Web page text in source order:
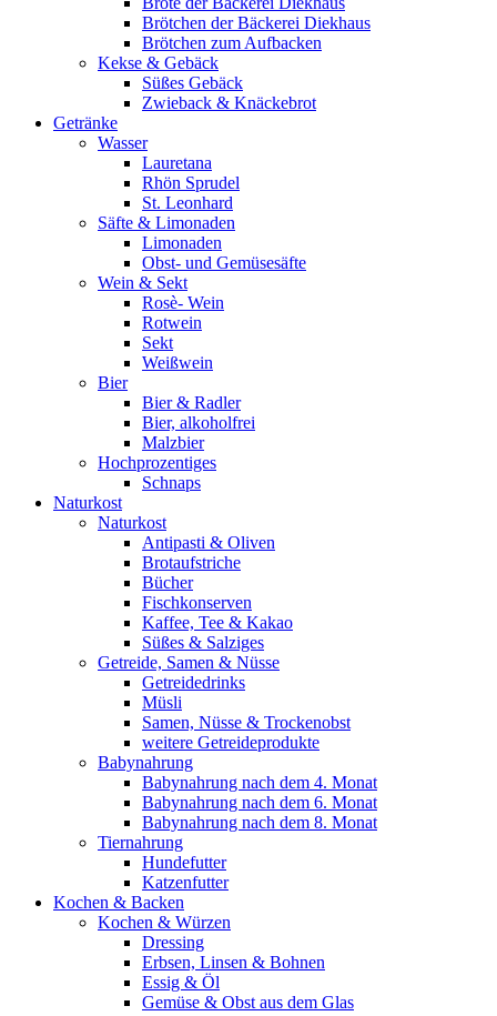
Brötchen der Bäckerei Diekhaus
Brötchen zum Aufbacken
Kekse & Gebäck
Süßes Gebäck
Zwieback & Knäckebrot
Getränke
Wasser
Lauretana
Rhön Sprudel
St. Leonhard
Säfte & Limonaden
Limonaden
Obst- und Gemüsesäfte
Wein & Sekt
Rosè- Wein
Rotwein
Sekt
Weißwein
Bier
Bier & Radler
Bier, alkoholfrei
Malzbier
Hochprozentiges
Schnaps
Naturkost
Naturkost
Antipasti & Oliven
Brotaufstriche
Bücher
Fischkonserven
Kaffee, Tee & Kakao
Süßes & Salziges
Getreide, Samen & Nüsse
Getreidedrinks
Müsli
Samen, Nüsse & Trockenobst
weitere Getreideprodukte
Babynahrung
Babynahrung nach dem 4. Monat
Babynahrung nach dem 6. Monat
Babynahrung nach dem 8. Monat
Tiernahrung
Hundefutter
Katzenfutter
Kochen & Backen
Kochen & Würzen
Dressing
Erbsen, Linsen & Bohnen
Essig & Öl
Gemüse & Obst aus dem Glas